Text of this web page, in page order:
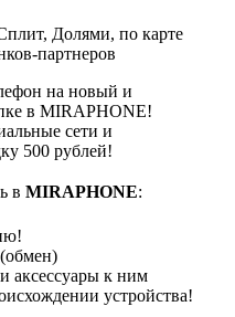
Долями, по карте
партнеров
на новый и
в MIRAPHONE!
сети и
500 рублей!
в MIRAPHONE:
аксессуары к ним
устройства!